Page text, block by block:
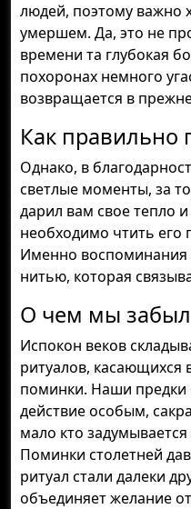
людей, поэтому важно
умершем. Да, это не
времени та глубокая
похоронах немного
возвращается в
Как правильно
Однако, в
светлые моменты, за
дарил вам свое тепло
необходимо чтить его
Именно воспоминания
нитью, которая
О чем мы
Испокон веков
ритуалов, касающихся
поминки. Наши предки
действие особым,
мало кто
Поминки столетней
ритуал стали далеки
объединяет желание